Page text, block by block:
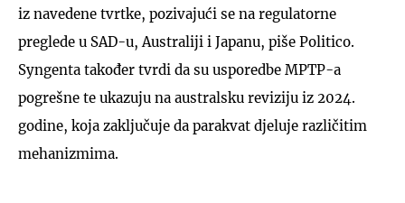
iz navedene tvrtke, pozivajući se na regulatorne
preglede u SAD-u, Australiji i Japanu, piše Politico.
Syngenta također tvrdi da su usporedbe MPTP-a
pogrešne te ukazuju na australsku reviziju iz 2024.
godine, koja zaključuje da parakvat djeluje različitim
mehanizmima.